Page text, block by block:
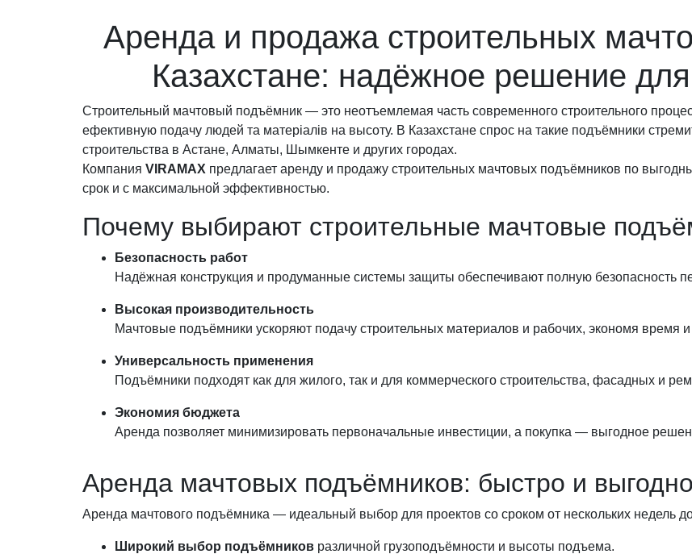
Аренда и продажа строительных
Казахстане: надёжное решение
Строительный мачтовый подъёмник — это неотъемлемая часть современного строительного
ефективную подачу людей та матеріалів на высоту. В Казахстане спрос на такие подъёмники
строительства в Астане, Алматы, Шымкенте и других городах.
Компания VIRAMAX предлагает аренду и продажу строительных мачтовых подъёмников по
срок и с максимальной эффективностью.
Почему выбирают строительные мачтовые
Безопасность работ
Надёжная конструкция и продуманные системы защиты обеспечивают полную безопасность
Высокая производительность
Мачтовые подъёмники ускоряют подачу строительных материалов и рабочих, экономя время
Универсальность применения
Подъёмники подходят как для жилого, так и для коммерческого строительства, фасадных и
Экономия бюджета
Аренда позволяет минимизировать первоначальные инвестиции, а покупка — выгодное
Аренда мачтовых подъёмников: быстро и выгодно
Аренда мачтового подъёмника — идеальный выбор для проектов со сроком от нескольких недель
Широкий выбор подъёмников различной грузоподъёмности и высоты подъема.